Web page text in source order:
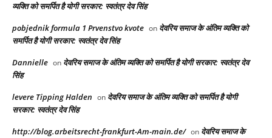
व्यक्ति को समर्पित है योगी सरकार: स्वतंत्र देव सिंह
pobjednik formula 1 Prvenstvo kvote on देवरिय समाज के अंतिम व्यक्ति को
समर्पित है योगी सरकार: स्वतंत्र देव सिंह
Dannielle on देवरिय समाज के अंतिम व्यक्ति को समर्पित है योगी सरकार: स्वतंत्र देव
सिंह
levere Tipping Halden on देवरिय समाज के अंतिम व्यक्ति को समर्पित है योगी
सरकार: स्वतंत्र देव सिंह
http://blog.arbeitsrecht-frankfurt-Am-main.de/ on देवरिय समाज के